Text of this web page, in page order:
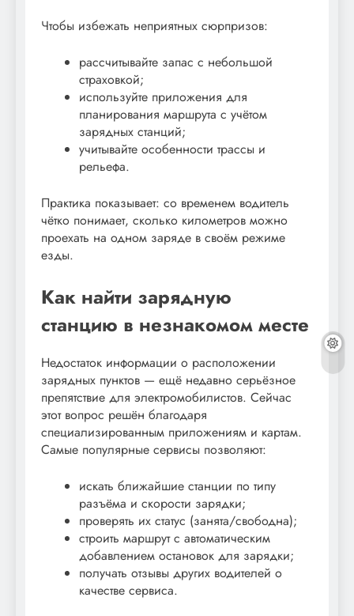
Чтобы избежать неприятных сюрпризов:
рассчитывайте запас с небольшой
страховкой;
используйте приложения для
планирования маршрута с учётом
зарядных станций;
учитывайте особенности трассы и
рельефа.
Практика показывает: со временем водитель
чётко понимает, сколько километров можно
проехать на одном заряде в своём режиме
езды.
Как найти зарядную
станцию в незнакомом месте
Недостаток информации о расположении
зарядных пунктов — ещё недавно серьёзное
препятствие для электромобилистов. Сейчас
этот вопрос решён благодаря
специализированным приложениям и картам.
Самые популярные сервисы позволяют:
искать ближайшие станции по типу
разъёма и скорости зарядки;
проверять их статус (занята/свободна);
строить маршрут с автоматическим
добавлением остановок для зарядки;
получать отзывы других водителей о
качестве сервиса.